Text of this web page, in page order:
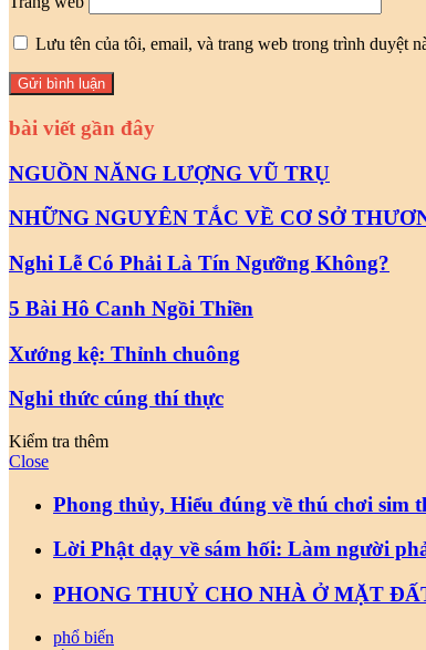
Lưu tên của tôi, email, và trang web trong trình duyệt
bài viết gần đây
NGUỒN NĂNG LƯỢNG VŨ TRỤ
NHỮNG NGUYÊN TẮC VỀ CƠ SỞ
Nghi Lễ Có Phải Là Tín Ngưỡng Không?
5 Bài Hô Canh Ngồi Thiền
Xướng kệ: Thỉnh chuông
Nghi thức cúng thí thực
Kiểm tra thêm
Close
Phong thủy, Hiểu đúng về thú chơi sim
Lời Phật dạy về sám hối: Làm người
PHONG THUỶ CHO NHÀ Ở MẶT
phổ biến